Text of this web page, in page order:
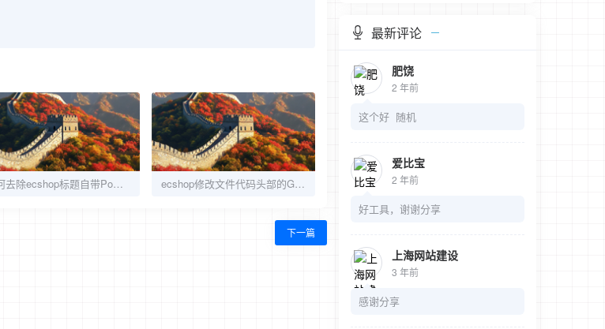
如何去除ecshop标题自带Powered by ECShop版权文字 ecshop修改文件代码头部的Generator标记的方法分享
下一篇
最新评论
肥饶
2 年前
这个好 随机
爱比宝
2 年前
好工具，谢谢分享
上海网站建设
3 年前
感谢分享